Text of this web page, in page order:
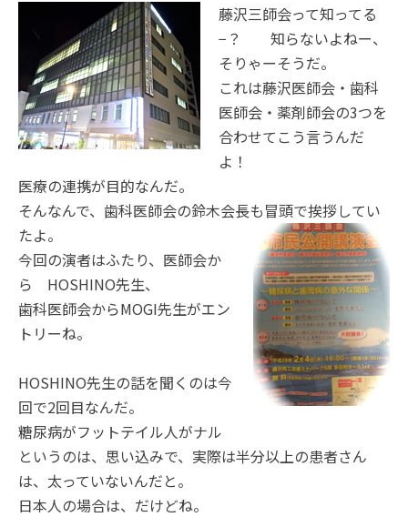
藤沢三師会って知ってる
−？ 知らないよねー、
そりゃーそうだ。
これは藤沢医師会・歯科
医師会・薬剤師会の3つを
合わせてこう言うんだ
よ！
医療の連携が目的なんだ。
そんなんで、歯科医師会の鈴木会長も冒頭で挨拶してい
たよ。
今回の演者はふたり、医師会か
ら HOSHINO先生、
歯科医師会からMOGI先生がエン
トリーね。
HOSHINO先生の話を聞くのは今
回で2回目なんだ。
糖尿病がフットテイル人がナル
というのは、思い込みで、実際は半分以上の患者さん
は、太っていないんだと。
日本人の場合は、だけどね。